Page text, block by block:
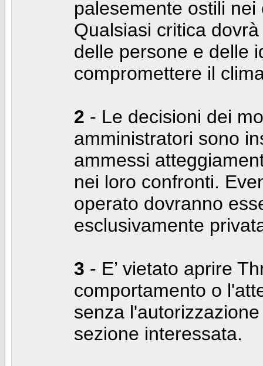
palesemente ostili
Qualsiasi critica
delle persone e delle
compromettere il
2 - Le decisioni dei
amministratori sono
ammessi
nei loro confronti.
operato dovranno
esclusivamente
3 - E’ vietato aprire
comportamento o
senza
sezione interessata.